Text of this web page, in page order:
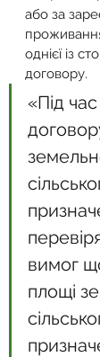
або за
однієї із
договору.
«Під
вимог
площі